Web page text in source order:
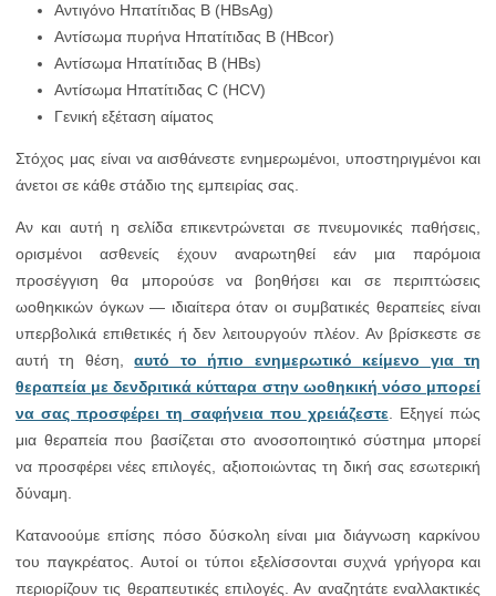
Αντιγόνο Ηπατίτιδας B (HBsAg)
Αντίσωμα πυρήνα Ηπατίτιδας B (HBcor)
Αντίσωμα Ηπατίτιδας B (HBs)
Αντίσωμα Ηπατίτιδας C (HCV)
Γενική εξέταση αίματος
Στόχος μας είναι να αισθάνεστε ενημερωμένοι, υποστηριγμένοι και
άνετοι σε κάθε στάδιο της εμπειρίας σας.
Αν και αυτή η σελίδα επικεντρώνεται σε πνευμονικές παθήσεις,
ορισμένοι ασθενείς έχουν αναρωτηθεί εάν μια παρόμοια
προσέγγιση θα μπορούσε να βοηθήσει και σε περιπτώσεις
ωοθηκικών όγκων — ιδιαίτερα όταν οι συμβατικές θεραπείες είναι
υπερβολικά επιθετικές ή δεν λειτουργούν πλέον. Αν βρίσκεστε σε
αυτή τη θέση,αυτό το ήπιο ενημερωτικό κείμενο για τη
θεραπεία με δενδριτικά κύτταρα στην ωοθηκική νόσο μπορεί
να σας προσφέρει τη σαφήνεια που χρειάζεστε. Εξηγεί πώς
μια θεραπεία που βασίζεται στο ανοσοποιητικό σύστημα μπορεί
να προσφέρει νέες επιλογές, αξιοποιώντας τη δική σας εσωτερική
δύναμη.
Κατανοούμε επίσης πόσο δύσκολη είναι μια διάγνωση καρκίνου
του παγκρέατος. Αυτοί οι τύποι εξελίσσονται συχνά γρήγορα και
περιορίζουν τις θεραπευτικές επιλογές. Αν αναζητάτε εναλλακτικές